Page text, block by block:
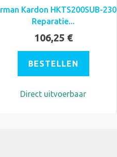
Kardon HKTS200SUB-230
Reparatie...
106,25 €
BESTELLEN
Direct uitvoerbaar